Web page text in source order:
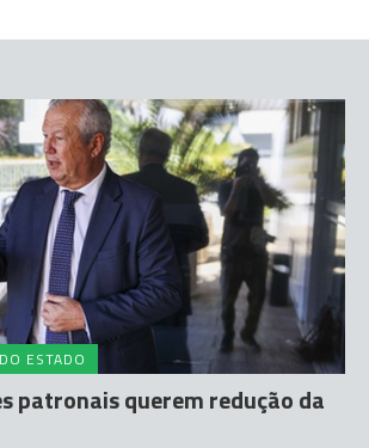
ESTADO
patronais querem redução da